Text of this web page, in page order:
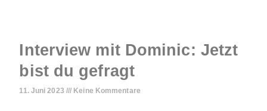
Interview mit Dominic: Jetzt
bist du gefragt
11. Juni 2023 Keine Kommentare